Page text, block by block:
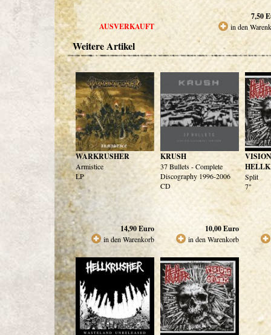
AUSVERKAUFT
7,50
in den
Weitere Artikel
WARKRUSHER
Armistice
LP
14,90Euro
in den Warenkorb
KRUSH
37 Bullets - Complete
Discography 1996-2006
CD
10,00Euro
in den Warenkorb
Split
7"